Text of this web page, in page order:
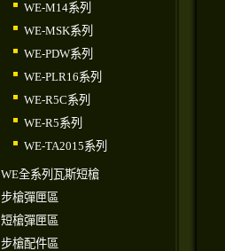
WE-M14系列
WE-MSK系列
WE-PDW系列
WE-PLR16系列
WE-R5C系列
WE-R5系列
WE-TA2015系列
WE全系列瓦斯短槍
步槍彈匣區
短槍彈匣區
步槍配件區